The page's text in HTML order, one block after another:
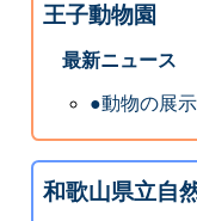
王子動物園
最新ニュース
●動物の展
和歌山県立自